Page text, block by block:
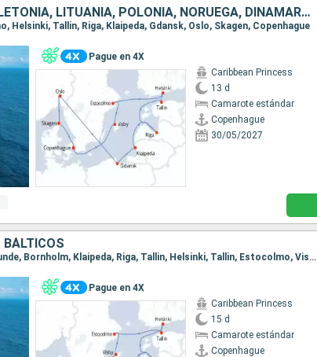
SUECIA, FINLANDIA, ESTONIA, LETONIA, LITUANIA, POLONIA, NORUEGA, DINAMARCA
Helsinki, Tallin, Riga, Klaipeda, Gdansk, Oslo, Skagen, Copenhague
Pague en 4X
Caribbean Princess
13 d
Camarote estándar
Copenhague
30/05/2027
BÁLTICOS
Itinerario : Copenhague, Arhus, Warnemunde, Bornholm, Klaipeda, Riga, Tallin, Helsinki, Tallin, Estocolmo, Visby, Bornholm, Kiel, Arhus, Copenhague
Pague en 4X
Caribbean Princess
15 d
Camarote estándar
Copenhague